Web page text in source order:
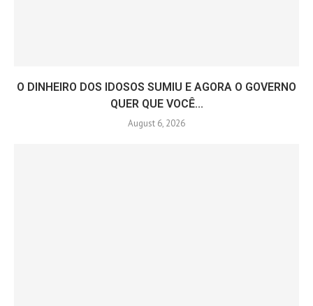
O DINHEIRO DOS IDOSOS SUMIU E AGORA O GOVERNO
QUER QUE VOCÊ...
August 6, 2026